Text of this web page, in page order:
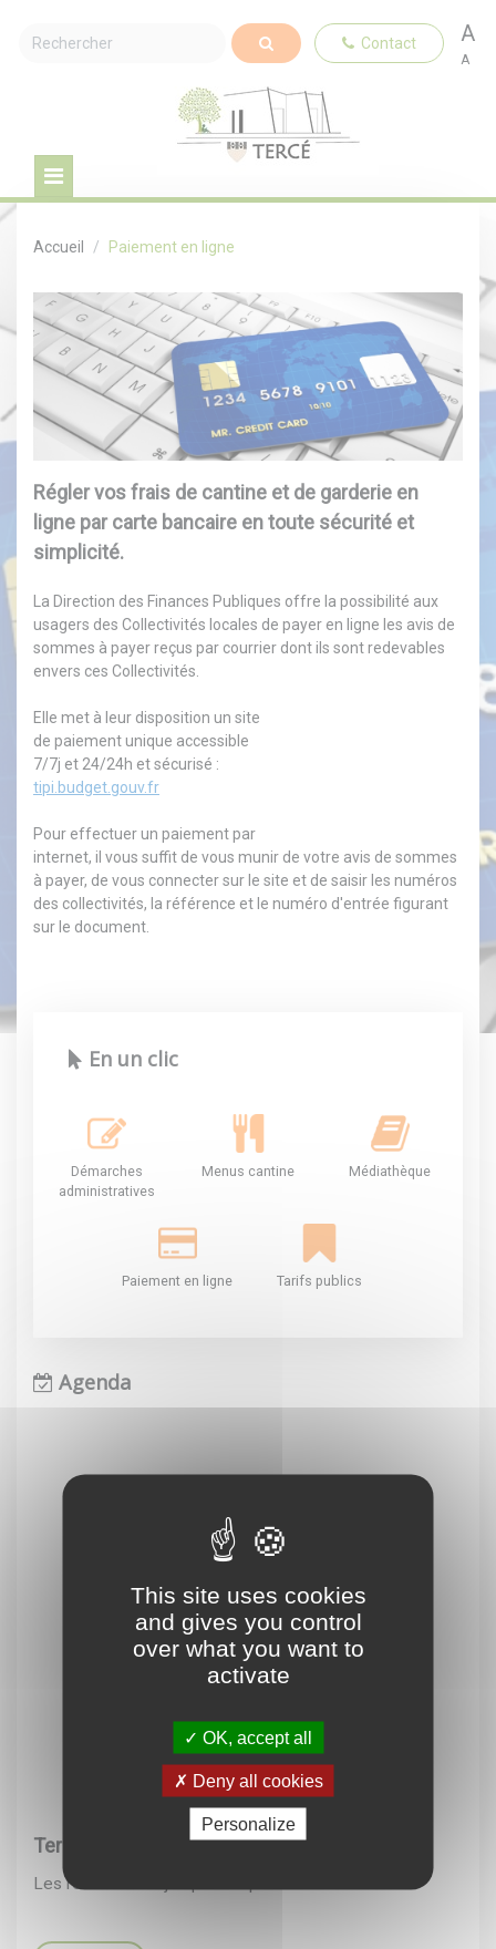
Contact A
A
Accueil Paiement en ligne
Régler vos frais de cantine et de garderie en
ligne par carte bancaire en toute sécurité et
simplicité.
La Direction des Finances Publiques offre la possibilité aux
usagers des Collectivités locales de payer en ligne les avis de
sommes à payer reçus par courrier dont ils sont redevables
envers ces Collectivités.
Elle met à leur disposition un site
de paiement unique accessible
7/7j et 24/24h et sécurisé :
tipi.budget.gouv.fr
Pour effectuer un paiement par
internet, il vous suffit de vous munir de votre avis de sommes
à payer, de vous connecter sur le site et de saisir les numéros
des collectivités, la référence et le numéro d'entrée figurant
sur le document.
En un clic
Démarches
administratives
Menus cantine Médiathèque
Paiement en ligne Tarifs publics
Agenda
Tercé Détente Loisirs : les activités cet été
Les rendez-vous jusqu'en septembre
This site uses cookies
and gives you control
over what you want to
activate
OK, accept all
Deny all cookies
Personalize